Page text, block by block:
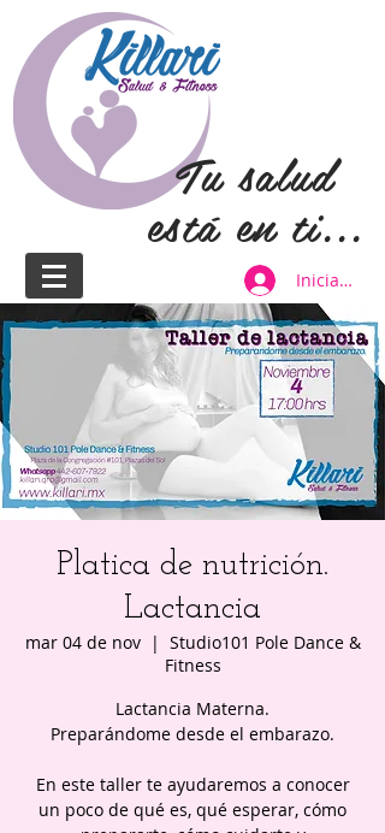
Tu salud
está en ti...
Iniciar
Platica de nutrición.
Lactancia
mar 04 de nov
  |
Studio101 Pole Dance &
Fitness
Lactancia Materna.
Preparándome desde el embarazo.
En este taller te ayudaremos a conocer
un poco de qué es, qué esperar, cómo